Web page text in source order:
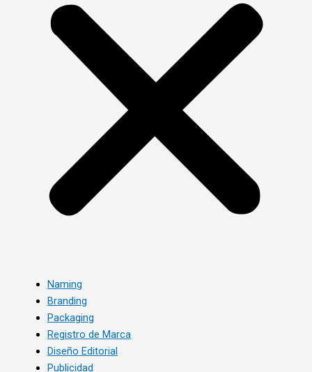
Naming
Branding
Packaging
Registro de Marca
Diseño Editorial
Publicidad